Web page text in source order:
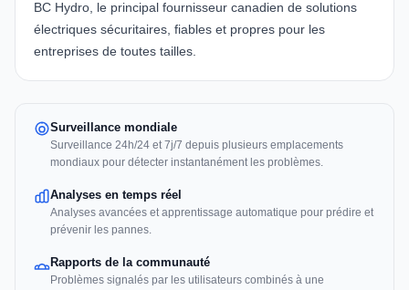
BC Hydro, le principal fournisseur canadien de solutions
électriques sécuritaires, fiables et propres pour les
entreprises de toutes tailles.
Surveillance mondiale
Surveillance 24h/24 et 7j/7 depuis plusieurs emplacements
mondiaux pour détecter instantanément les problèmes.
Analyses en temps réel
Analyses avancées et apprentissage automatique pour prédire et
prévenir les pannes.
Rapports de la communauté
Problèmes signalés par les utilisateurs combinés à une